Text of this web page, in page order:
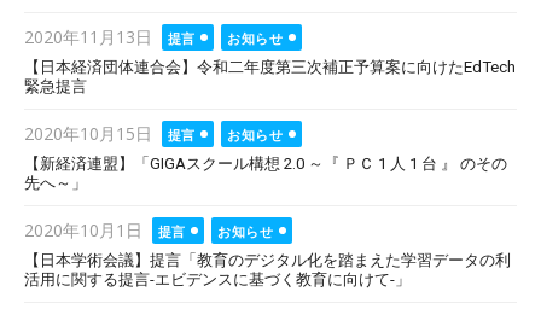
Posted
on
2020年11月13日 提言
お知らせ
【日本経済団体連合会】令和二年度第三次補正予算案に向けたEdTech
緊急提言
Posted
on
2020年10月15日 提言
お知らせ
【新経済連盟】「GIGAスクール構想 2.0 ～『 ＰＣ 1 人 1 台 』 のその
先へ～」
Posted
on
2020年10月1日 提言
お知らせ
【日本学術会議】提言「教育のデジタル化を踏まえた学習データの利
活用に関する提言-エビデンスに基づく教育に向けて-」